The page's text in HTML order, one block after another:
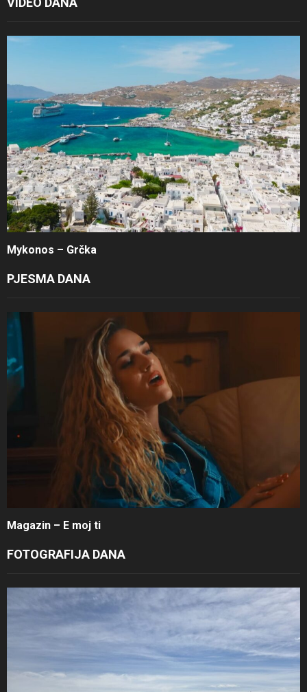
Mykonos – Grčka
PJESMA DANA
Magazin – E moj ti
FOTOGRAFIJA DANA